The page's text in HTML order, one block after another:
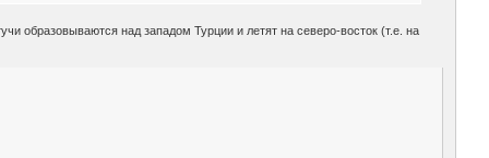
образовываются над западом Турции и летят на северо-восток (т.е. на